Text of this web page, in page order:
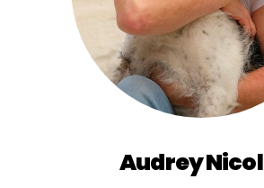
Audrey